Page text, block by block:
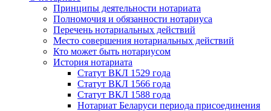
Принципы деятельности нотариата
Полномочия и обязанности нотариуса
Перечень нотариальных действий
Место совершения нотариальных действий
Кто может быть нотариусом
История нотариата
Статут ВКЛ 1529 года
Статут ВКЛ 1566 года
Статут ВКЛ 1588 года
Нотариат Беларуси периода присоединения